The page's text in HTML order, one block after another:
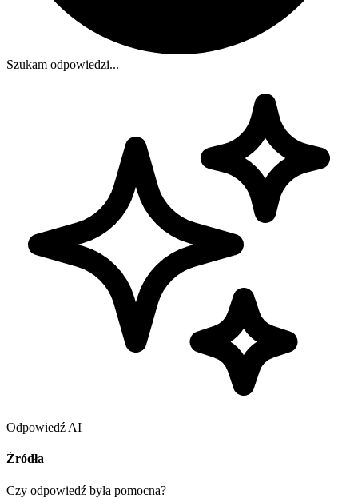
Szukam odpowiedzi...
Odpowiedź AI
Źródła
Czy odpowiedź była pomocna?